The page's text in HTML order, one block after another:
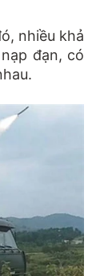
nhiều khả
đạn, có